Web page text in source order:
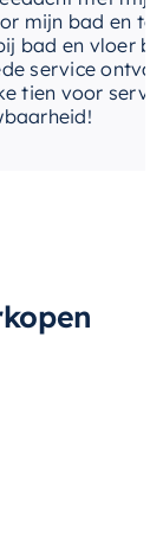
bad en toilet
en vloer
service
voor service,